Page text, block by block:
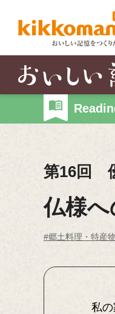
第16回
仏様
#郷土料理・特産
私の